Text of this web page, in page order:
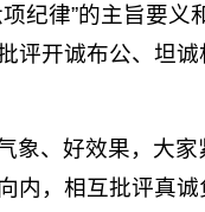
纪律”的主旨要
评开诚布公、坦
、好效果，大
内，相互批评真